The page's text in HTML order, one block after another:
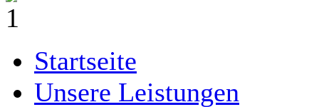
Startseite
Unsere Leistungen